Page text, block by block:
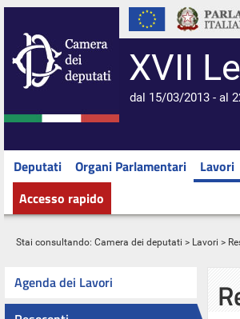
XVII
dal 15/03/2013 - al
Deputati Organi Parlamentari Lavori
Accesso rapido
Stai consultando: Camera dei deputati > Lavori >
Agenda dei Lavori